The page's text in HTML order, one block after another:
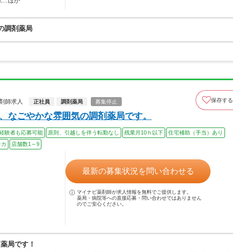
調剤薬局
師求人
正社員 調剤薬局 募集停止 保存する
なごやかな雰囲気の調剤薬局です。
験者も応募可能 原則、引越しを伴う転勤なし 残業月10ｈ以下
住宅補助（手当）あり
店舗数1～9
最新の募集状況を問い合わせる
マイナビ薬剤師が求人情報を無料でご提供します。
薬局・病院等への直接応募・問い合わせではありません
のでご安心ください。
局です！